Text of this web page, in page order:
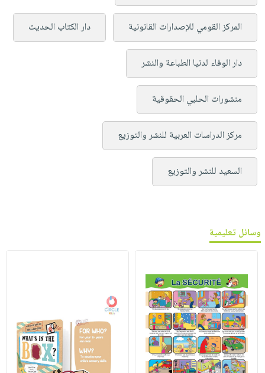
المركز القومي للإصدارات القانونية دار الكتاب الحديث
دار الوفاء لدنيا الطباعة والنشر
منشورات الحلبي الحقوقية
مركز الدراسات العربية للنشر والتوزيع
السعيد للنشر والتوزيع
وسائل تعليمية